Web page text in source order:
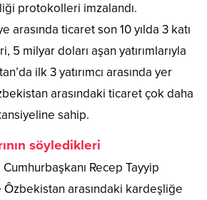
protokolleri imzalandı.
arasında ticaret son 10 yılda 3 katı
5 milyar doları aşan yatırımlarıyla
ilk 3 yatırımcı arasında yer
arasındaki ticaret çok daha
sahip.
söyledikleri
Recep Tayyip
arasındaki kardeşliğe